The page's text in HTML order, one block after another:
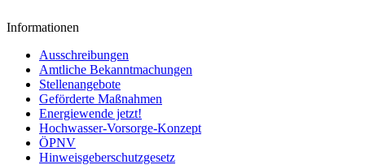
Informationen
Ausschreibungen
Amtliche Bekanntmachungen
Stellenangebote
Geförderte Maßnahmen
Energiewende jetzt!
Hochwasser-Vorsorge-Konzept
ÖPNV
Hinweisgeberschutzgesetz